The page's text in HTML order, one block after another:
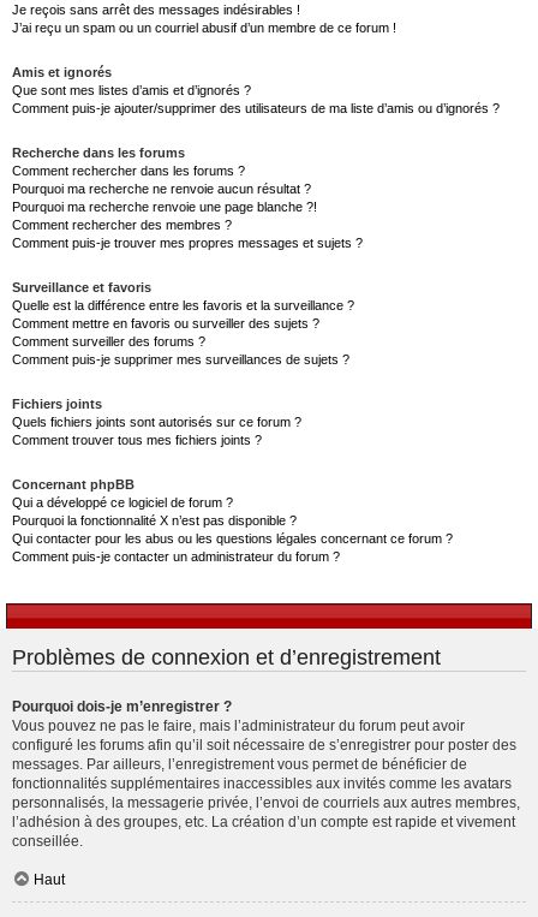
Je reçois sans arrêt des messages indésirables !
J’ai reçu un spam ou un courriel abusif d’un membre de ce forum !
Amis et ignorés
Que sont mes listes d’amis et d’ignorés ?
Comment puis-je ajouter/supprimer des utilisateurs de ma liste d’amis ou d’ignorés ?
Recherche dans les forums
Comment rechercher dans les forums ?
Pourquoi ma recherche ne renvoie aucun résultat ?
Pourquoi ma recherche renvoie une page blanche ?!
Comment rechercher des membres ?
Comment puis-je trouver mes propres messages et sujets ?
Surveillance et favoris
Quelle est la différence entre les favoris et la surveillance ?
Comment mettre en favoris ou surveiller des sujets ?
Comment surveiller des forums ?
Comment puis-je supprimer mes surveillances de sujets ?
Fichiers joints
Quels fichiers joints sont autorisés sur ce forum ?
Comment trouver tous mes fichiers joints ?
Concernant phpBB
Qui a développé ce logiciel de forum ?
Pourquoi la fonctionnalité X n’est pas disponible ?
Qui contacter pour les abus ou les questions légales concernant ce forum ?
Comment puis-je contacter un administrateur du forum ?
Problèmes de connexion et d’enregistrement
Pourquoi dois-je m’enregistrer ?
Vous pouvez ne pas le faire, mais l’administrateur du forum peut avoir
configuré les forums afin qu’il soit nécessaire de s’enregistrer pour poster des
messages. Par ailleurs, l’enregistrement vous permet de bénéficier de
fonctionnalités supplémentaires inaccessibles aux invités comme les avatars
personnalisés, la messagerie privée, l’envoi de courriels aux autres membres,
l’adhésion à des groupes, etc. La création d’un compte est rapide et vivement
conseillée.
Haut